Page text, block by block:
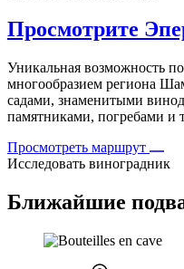
Просмотрите
Уникальная возможность
многообразием региона
садами, знаменитыми
памятниками, погребами и
Просмотреть маршрут
Исследовать виноградник
Ближайшие